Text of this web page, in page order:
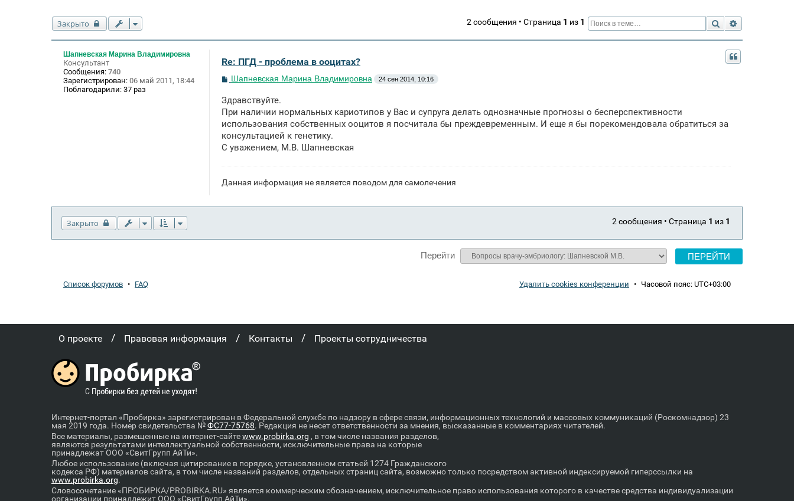
Закрыто Поиск
2 сообщения • Страница 1 из 1
Шапневская Марина Владимировна
Консультант
Сообщения: 740
Зарегистрирован: 06 май 2011, 18:44
Поблагодарили: 37 раз
Re: ПГД - проблема в ооцитах?
С
б
щ
е
н
и
Шапневская Марина Владимировна 24 сен 2014, 10:16
Здравствуйте.
При наличии нормальных кариотипов у Вас и супруга делать однозначные прогнозы о бесперспективности
использования собственных ооцитов я посчитала бы преждевременным. И еще я бы порекомендовала обратиться за
консультацией к генетику.
С уважением, М.В. Шапневская
Данная информация не является поводом для самолечения
Закрыто 2 сообщения • Страница 1 из 1
Перейти
Список форумов • FAQ Удалить cookies конференции • Часовой пояс: UTC+03:00
О проекте / Правовая информация / Контакты / Проекты сотрудничества
Интернет-портал «Пробирка» зарегистрирован в Федеральной службе по надзору в сфере связи, информационных технологий и массовых коммуникаций (Роскомнадзор) 23
мая 2019 года. Номер свидетельства №ФС77-75768. Редакция не несет ответственности за мнения, высказанные в комментариях читателей.
Все материалы, размещенные на интернет-сайтеwww.probirka.org , в том числе названия разделов,
являются результатами интеллектуальной собственности, исключительные права на которые
принадлежат ООО «СвитГрупп АйТи».
Любое использование (включая цитирование в порядке, установленном статьей 1274 Гражданского
кодекса РФ) материалов сайта, в том числе названий разделов, отдельных страниц сайта, возможно только посредством активной индексируемой гиперссылки на
www.probirka.org.
Словосочетание «ПРОБИРКА/PROBIRKA.RU» является коммерческим обозначением, исключительное право использования которого в качестве средства индивидуализации
организации принадлежит ООО «СвитГрупп АйТи».